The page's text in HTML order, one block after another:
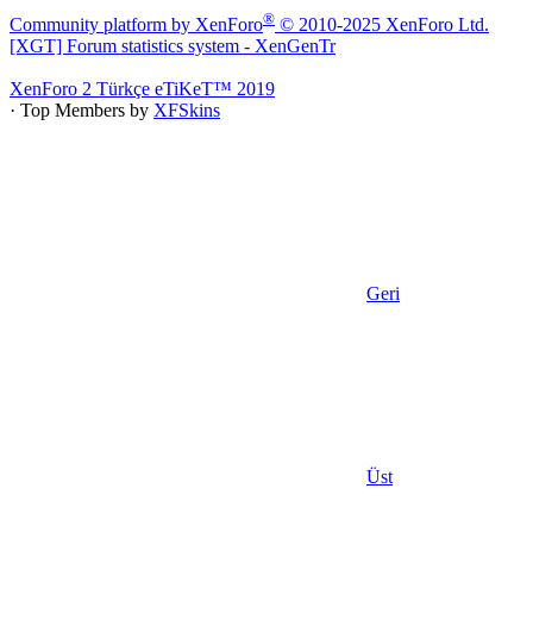
Community platform by XenForo® © 2010-2025 XenForo Ltd.
[XGT] Forum statistics system - XenGenTr
XenForo 2 Türkçe eTiKeT™ 2019
· Top Members by XFSkins
Geri
Üst